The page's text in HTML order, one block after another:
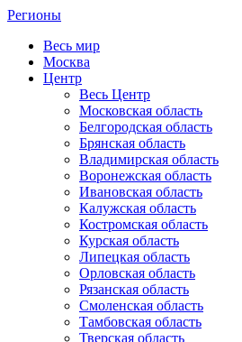
Регионы
Весь мир
Москва
Центр
Весь Центр
Московская область
Белгородская область
Брянская область
Владимирская область
Воронежская область
Ивановская область
Калужская область
Костромская область
Курская область
Липецкая область
Орловская область
Рязанская область
Смоленская область
Тамбовская область
Тверская область